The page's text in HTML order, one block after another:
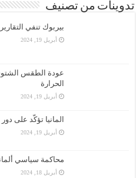
تدوينات من تصنيف
بيربوك تنفي
أبريل 19, 2024
عودة الطقس الشتوي
الحرارة
أبريل 19, 2024
المانيا تؤكّد على
أبريل 19, 2024
محاكمة سياسي
أبريل 18, 2024